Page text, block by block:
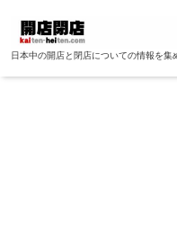
日本中の開店と閉店についての情報を集